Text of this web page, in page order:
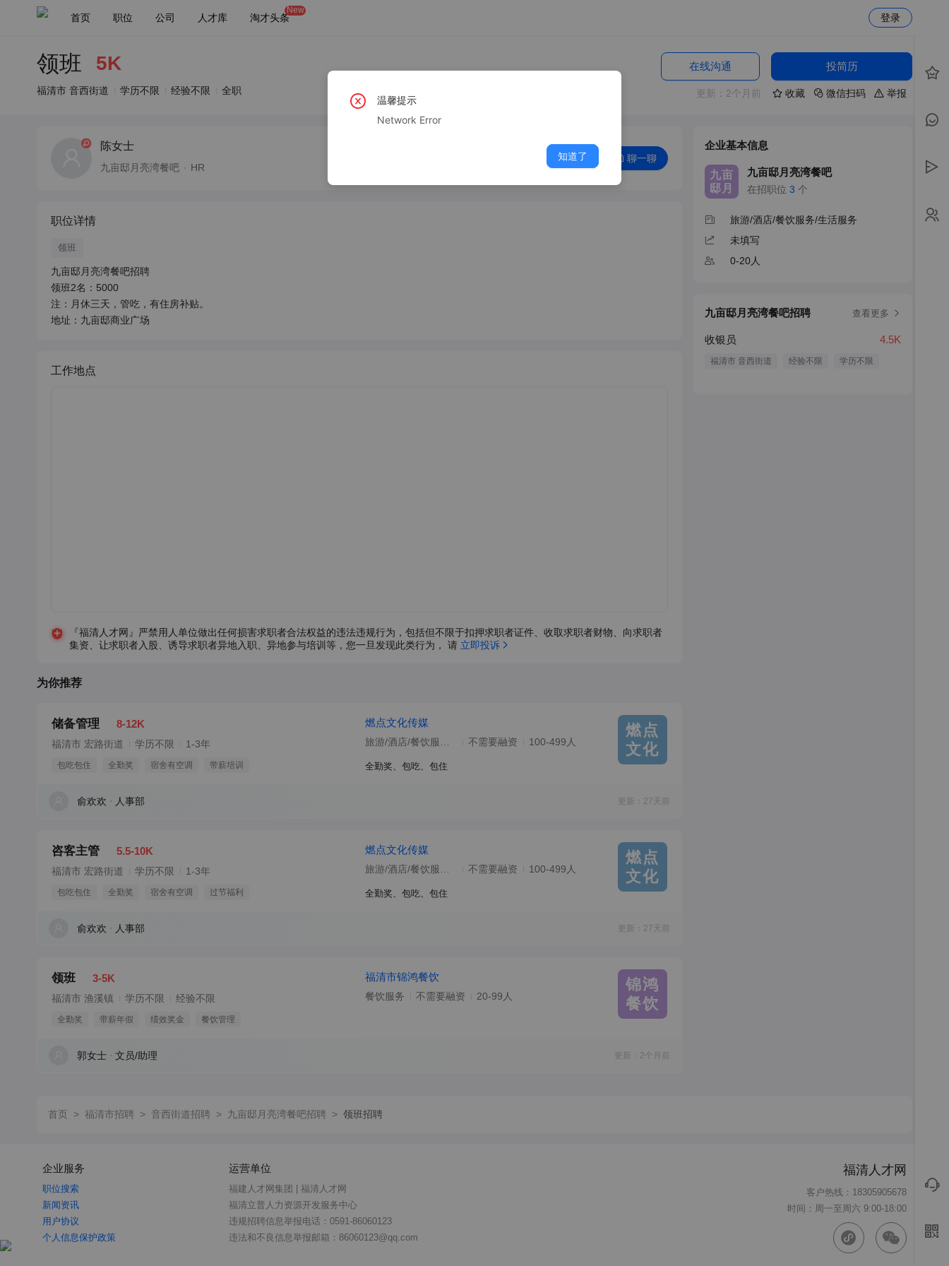
首页 职位 公司 人才库 淘才头条
New
登录
领班 5K
福清市 音西街道 学历不限 经验不限 全职
在线沟通 投简历
更新：2个月前 收藏 微信扫码 举报
陈女士
九亩邸月亮湾餐吧 HR
聊一聊
职位详情
领班
九亩邸月亮湾餐吧招聘
领班2名：5000
注：月休三天，管吃，有住房补贴。
地址：九亩邸商业广场
工作地点
『福清人才网』严禁用人单位做出任何损害求职者合法权益的违法违规行为，包括但不限于扣押求职者证件、收取求职者财物、向求职者
集资、让求职者入股、诱导求职者异地入职、异地参与培训等，您一旦发现此类行为， 请 立即投诉
为你推荐
储备管理 8-12K
福清市 宏路街道 学历不限 1-3年
包吃包住 全勤奖 宿舍有空调 带薪培训
燃点文化传媒
不需要融资 100-499人
全勤奖、包吃、包住
燃点
文化
俞欢欢 人事部 更新：27天前
咨客主管 5.5-10K
福清市 宏路街道 学历不限 1-3年
包吃包住 全勤奖 宿舍有空调 过节福利
燃点文化传媒
不需要融资 100-499人
全勤奖、包吃、包住
燃点
文化
俞欢欢 人事部 更新：27天前
领班 3-5K
福清市 渔溪镇 学历不限 经验不限
全勤奖 带薪年假 绩效奖金 餐饮管理
福清市锦鸿餐饮
餐饮服务 不需要融资 20-99人
锦鸿
餐饮
郭女士 文员/助理 更新：2个月前
企业基本信息
九亩
邸月
九亩邸月亮湾餐吧
在招职位 3 个
旅游/酒店/餐饮服务/生活服务
未填写
0-20人
九亩邸月亮湾餐吧招聘 查看更多
收银员 4.5K
福清市 音西街道 经验不限 学历不限
首页 > 福清市招聘 > 音西街道招聘 > 九亩邸月亮湾餐吧招聘 > 领班招聘
企业服务
职位搜索
新闻资讯
用户协议
个人信息保护政策
运营单位
福建人才网集团 | 福清人才网
福清立普人力资源开发服务中心
违规招聘信息举报电话：0591-86060123
违法和不良信息举报邮箱：86060123@qq.com
福清人才网
客户热线：18305905678
时间：周一至周六 9:00-18:00
温馨提示
Network Error
知道了